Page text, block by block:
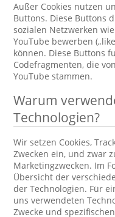
Außer Cookies nutzen
Buttons. Diese Buttons
sozialen Netzwerken
YouTube bewerben
können. Diese Buttons
Codefragmenten, die
YouTube stammen.
Warum
Technologien?
Wir setzen Cookies,
Zwecken ein, und zwar
Marketingzwecken. Im
Übersicht der
der Technologien. Für
uns verwendeten
Zwecke und